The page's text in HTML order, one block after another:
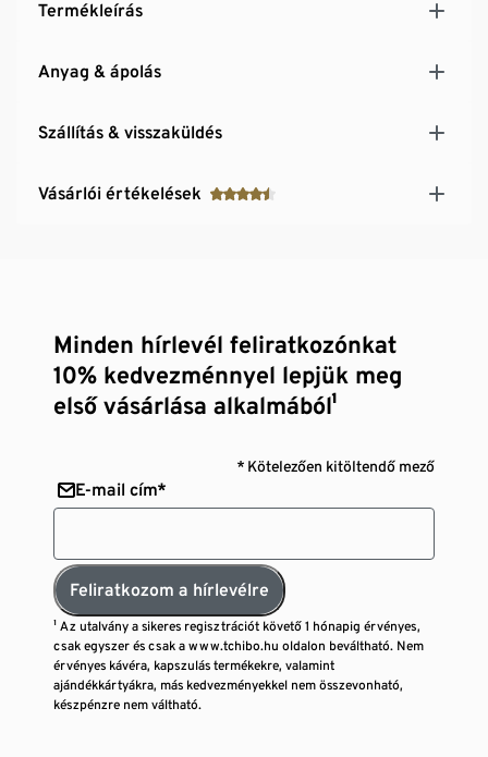
Termékleírás
Anyag & ápolás
Szállítás & visszaküldés
Vásárlói értékelések
Minden hírlevél feliratkozónkat
10% kedvezménnyel lepjük meg
első vásárlása alkalmából¹
* Kötelezően kitöltendő mező
E-mail cím*
Feliratkozom a hírlevélre
¹ Az utalvány a sikeres regisztrációt követő 1 hónapig érvényes,
csak egyszer és csak a www.tchibo.hu oldalon beváltható. Nem
érvényes kávéra, kapszulás termékekre, valamint
ajándékkártyákra, más kedvezményekkel nem összevonható,
készpénzre nem váltható.